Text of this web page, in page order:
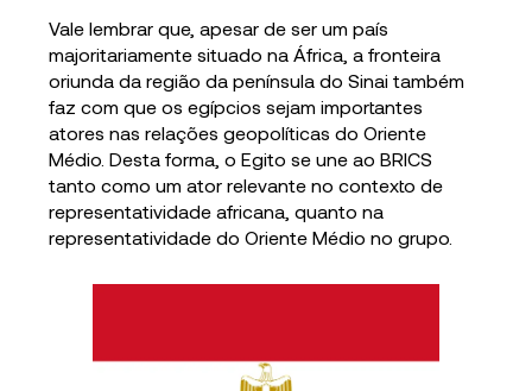
Vale lembrar que, apesar de ser um país
majoritariamente situado na África, a fronteira
oriunda da região da península do Sinai também
faz com que os egípcios sejam importantes
atores nas relações geopolíticas do Oriente
Médio. Desta forma, o Egito se une ao BRICS
tanto como um ator relevante no contexto de
representatividade africana, quanto na
representatividade do Oriente Médio no grupo.